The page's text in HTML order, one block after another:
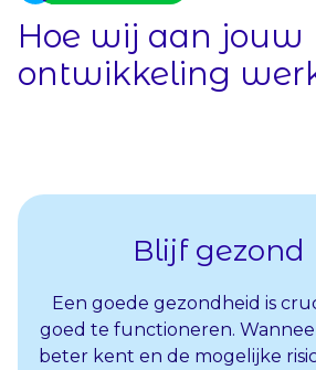
Hoe wij aan jouw
ontwikkeling
Blijf gezond
Een goede gezondheid is
goed te functioneren.
beter kent en de mogelijke